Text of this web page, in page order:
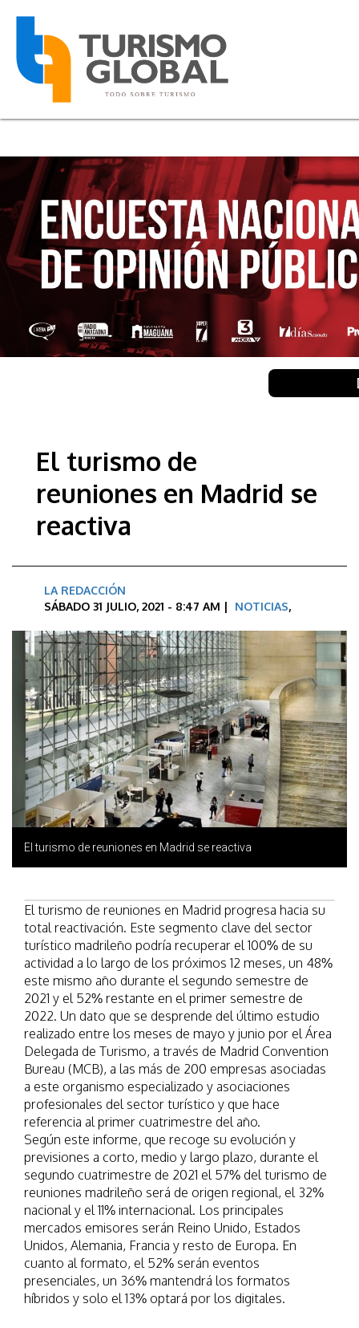
El turismo de
reuniones en Madrid se
reactiva
LA REDACCIÓN
SÁBADO 31 JULIO, 2021 - 8:47 AM | NOTICIAS,
El turismo de reuniones en Madrid se reactiva
El turismo de reuniones en Madrid progresa hacia su
total reactivación. Este segmento clave del sector
turístico madrileño podría recuperar el 100% de su
actividad a lo largo de los próximos 12 meses, un 48%
este mismo año durante el segundo semestre de
2021 y el 52% restante en el primer semestre de
2022. Un dato que se desprende del último estudio
realizado entre los meses de mayo y junio por el Área
Delegada de Turismo, a través de Madrid Convention
Bureau (MCB), a las más de 200 empresas asociadas
a este organismo especializado y asociaciones
profesionales del sector turístico y que hace
referencia al primer cuatrimestre del año.
Según este informe, que recoge su evolución y
previsiones a corto, medio y largo plazo, durante el
segundo cuatrimestre de 2021 el 57% del turismo de
reuniones madrileño será de origen regional, el 32%
nacional y el 11% internacional. Los principales
mercados emisores serán Reino Unido, Estados
Unidos, Alemania, Francia y resto de Europa. En
cuanto al formato, el 52% serán eventos
presenciales, un 36% mantendrá los formatos
híbridos y solo el 13% optará por los digitales.